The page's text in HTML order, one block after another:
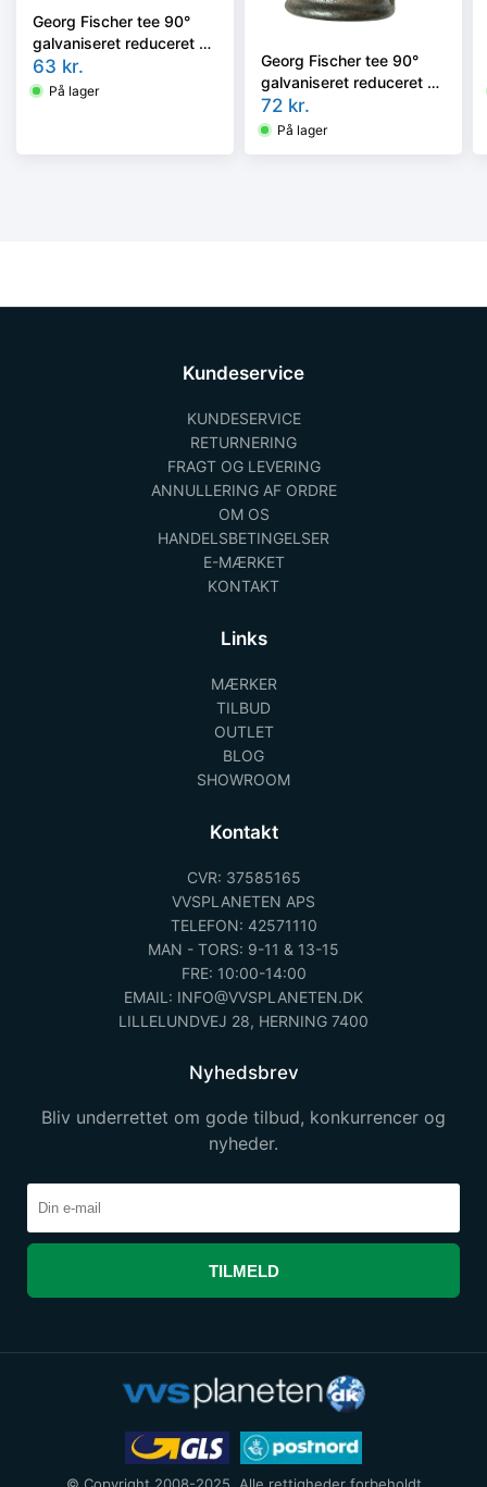
Georg Fischer tee 90°
galvaniseret reduceret 1-
3/4-3/4''
63 kr.
På lager
Georg Fischer tee 90°
galvaniseret reduceret 1-
1-3/4''
72 kr.
På lager
Kundeservice
KUNDESERVICE
RETURNERING
FRAGT OG LEVERING
ANNULLERING AF ORDRE
OM OS
HANDELSBETINGELSER
E-MÆRKET
KONTAKT
Links
MÆRKER
TILBUD
OUTLET
BLOG
SHOWROOM
Kontakt
CVR: 37585165
VVSPLANETEN APS
TELEFON: 42571110
MAN - TORS: 9-11 & 13-15
FRE: 10:00-14:00
EMAIL: INFO@VVSPLANETEN.DK
LILLELUNDVEJ 28, HERNING 7400
Nyhedsbrev
Bliv underrettet om gode tilbud, konkurrencer og
nyheder.
TILMELD